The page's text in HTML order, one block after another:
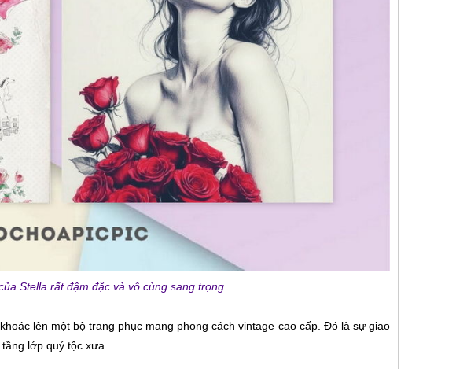
Stella rất đậm đặc và vô cùng sang trọng.
lên một bộ trang phục mang phong cách vintage cao cấp. Đó là sự giao
lớp quý tộc xưa.